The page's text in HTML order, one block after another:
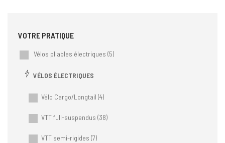
Vélos pliables électriques (5)
VÉLOS ÉLECTRIQUES
Vélo Cargo/Longtail (4)
VTT full-suspendus (38)
VTT semi-rigides (7)